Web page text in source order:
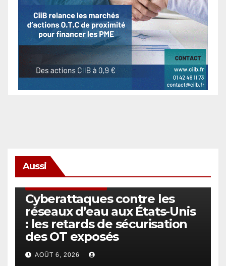
Aussi
Cyberattaques contre les
réseaux d’eau aux États-Unis
: les retards de sécurisation
des OT exposés
AOÛT 6, 2026